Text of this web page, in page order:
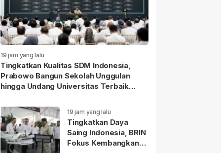
19 jam yang lalu
Tingkatkan Kualitas SDM Indonesia,
Prabowo Bangun Sekolah Unggulan
hingga Undang Universitas Terbaik
19 jam yang lalu
Tingkatkan Daya
Saing Indonesia, BRIN
Fokus Kembangkan